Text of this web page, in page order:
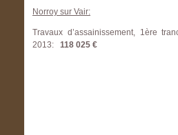
Norroy sur Vair:
Travaux d’assainissement, 1ère
2013: 118 025 €